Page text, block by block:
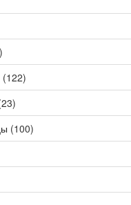
(122)
(100)